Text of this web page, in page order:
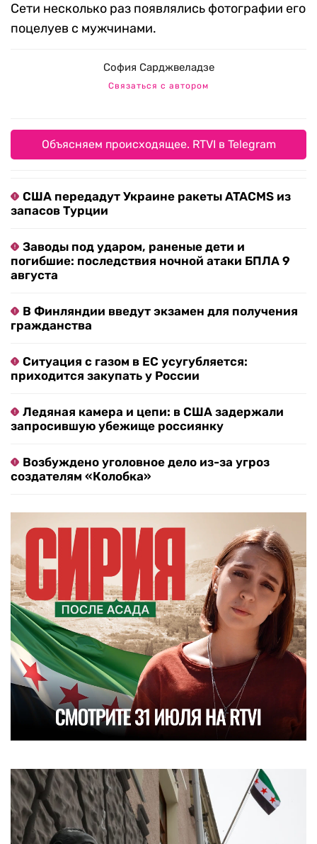
Сети несколько раз появлялись фотографии его
поцелуев с мужчинами.
София Сарджвеладзе
Связаться с автором
Объясняем происходящее. RTVI в Telegram
США передадут Украине ракеты ATACMS из
запасов Турции
Заводы под ударом, раненые дети и
погибшие: последствия ночной атаки БПЛА 9
августа
В Финляндии введут экзамен для получения
гражданства
Ситуация с газом в ЕС усугубляется:
приходится закупать у России
Ледяная камера и цепи: в США задержали
запросившую убежище россиянку
Возбуждено уголовное дело из-за угроз
создателям «Колобка»